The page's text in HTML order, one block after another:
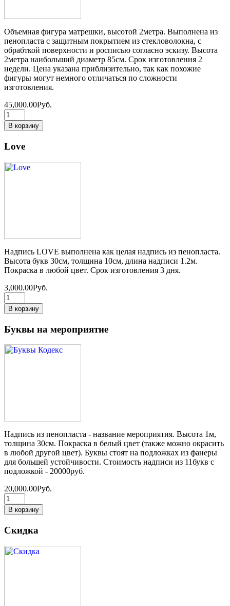
Объемная фигура матрешки, высотой 2метра. Выполнена из
пенопласта с защитным покрытием из стекловолокна, с
обрабткой поверхности и росписью согласно эскизу. Высота
2метра наибольший диаметр 85см. Срок изготовления 2
недели. Цена указана приблизительно, так как похожие
фигуры могут немного отличаться по сложности
изготовления.
45,000.00Руб.
Love
Надпись LOVE выполнена как целая надпись из пенопласта.
Высота букв 30см, толщина 10см, длина надписи 1.2м.
Покраска в любой цвет. Срок изготовления 3 дня.
3,000.00Руб.
Буквы на мероприятие
Надпись из пенопласта - название мероприятия. Высота 1м,
толщина 30см. Покраска в белый цвет (также можно окрасить
в любой другой цвет). Буквы стоят на подложках из фанеры
для большей устойчивости. Стоимость надписи из 11букв с
подложкой - 20000руб.
20,000.00Руб.
Скидка